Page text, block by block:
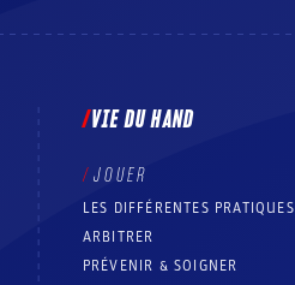
VIE DU HAND
JOUER
LES DIFFÉRENTES PRATIQUES
ARBITRER
PRÉVENIR & SOIGNER